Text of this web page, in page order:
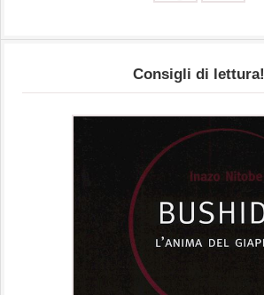
Consigli di lettura!